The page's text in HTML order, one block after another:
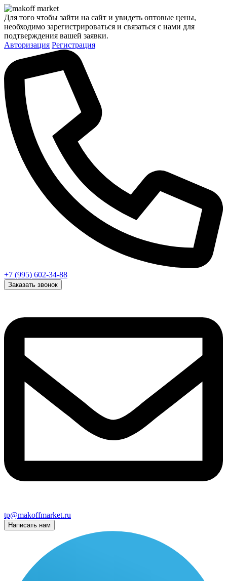
Для того чтобы зайти на сайт и увидеть оптовые цены,
необходимо зарегистрироваться и связаться с нами для
подтверждения вашей заявки.
Авторизация Регистрация
+7 (995) 602-34-88
Заказать звонок
tp@makoffmarket.ru
Написать нам